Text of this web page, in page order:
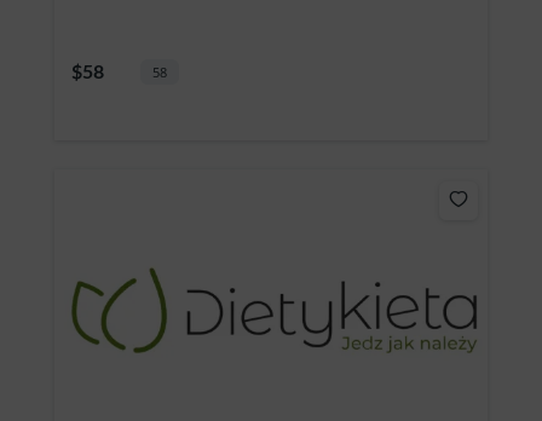
$58 58